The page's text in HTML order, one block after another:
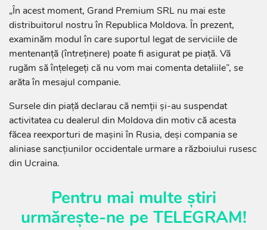
„În acest moment, Grand Premium SRL nu mai este
distribuitorul nostru în Republica Moldova. În prezent,
examinăm modul în care suportul legat de serviciile de
mentenanţă (întreţinere) poate fi asigurat pe piață. Vă
rugăm să înțelegeți că nu vom mai comenta detaliile”, se
arăta în mesajul companie.
Sursele din piață declarau că nemții și-au suspendat
activitatea cu dealerul din Moldova din motiv că acesta
făcea reexporturi de mașini în Rusia, deși compania se
aliniase sancțiunilor occidentale urmare a războiului rusesc
din Ucraina.
Pentru mai multe știri
urmărește-ne pe TELEGRAM!